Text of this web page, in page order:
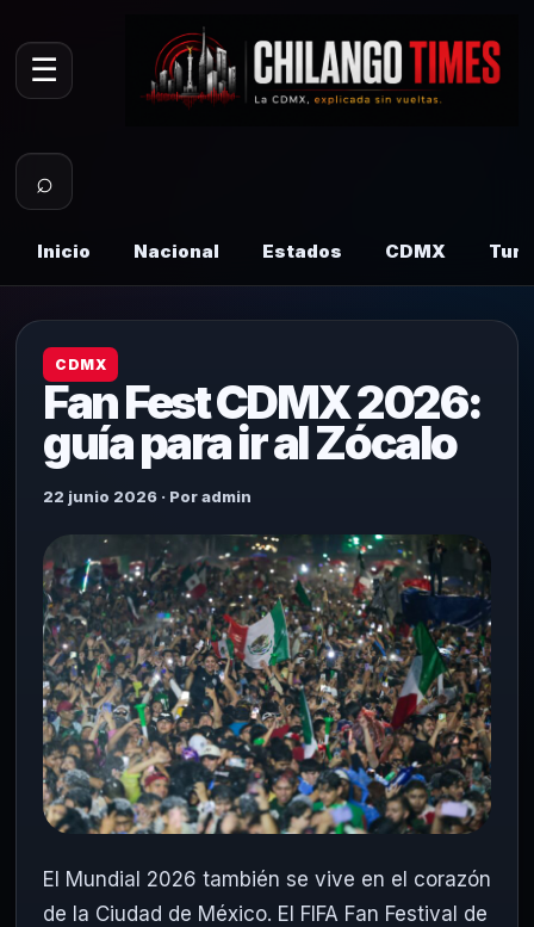
☰
⌕
Inicio Nacional Estados CDMX
CDMX
Fan Fest CDMX 2026:
guía para ir al Zócalo
22 junio 2026 · Por admin
El Mundial 2026 también se vive en el corazón
de la Ciudad de México. El FIFA Fan Festival de